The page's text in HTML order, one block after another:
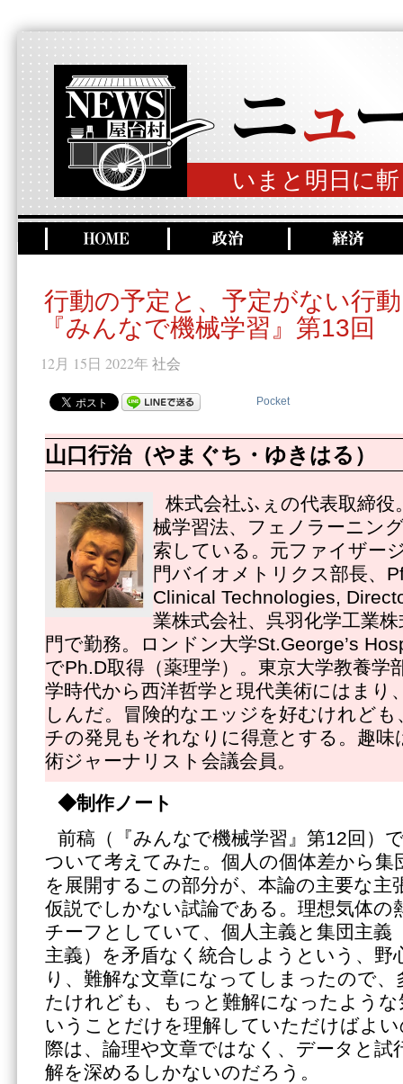
いまと明日に
行動の予定と、予定がない行動
『みんなで機械学習』第13回
12月 15日 2022年 社会
Pocket
山口行治（やまぐち・ゆきはる）
株式会社ふぇの代表取締
械学習法、フェノラーニン
索している。元ファイザー
門バイオメトリクス部長、
Clinical Technologies,
業株式会社、呉羽化学工業
門で勤務。ロンドン大学St.George’s
でPh.D取得（薬理学）。東京大学教養学
学時代から西洋哲学と現代美術にはまり
しんだ。冒険的なエッジを好むけれど
チの発見もそれなりに得意とする。趣味
術ジャーナリスト会議会員。
◆制作ノート
前稿（『みんなで機械学習』第12回）
ついて考えてみた。個人の個体差から集
を展開するこの部分が、本論の主要な主
仮説でしかない試論である。理想気体の
チーフとしていて、個人主義と集団主義
主義）を矛盾なく統合しようという、野
り、難解な文章になってしまったので
たけれども、もっと難解になったよう
いうことだけを理解していただけばよ
際は、論理や文章ではなく、データと試
解を深めるしかないのだろう。